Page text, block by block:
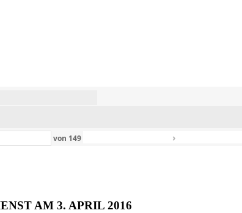
von 149 ›
AM 3. APRIL 2016